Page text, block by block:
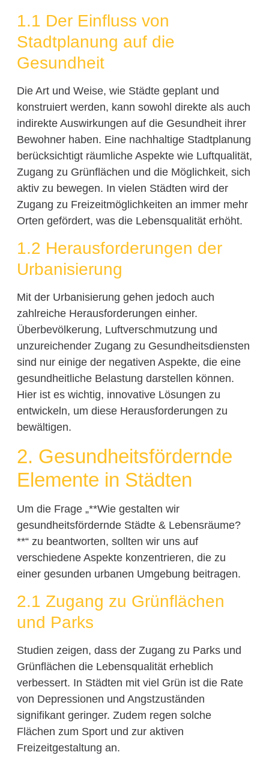
1.1 Der Einfluss von
Stadtplanung auf die
Gesundheit
Die Art und Weise, wie Städte geplant und
konstruiert werden, kann sowohl direkte als auch
indirekte Auswirkungen auf die Gesundheit ihrer
Bewohner haben. Eine nachhaltige Stadtplanung
berücksichtigt räumliche Aspekte wie Luftqualität,
Zugang zu Grünflächen und die Möglichkeit, sich
aktiv zu bewegen. In vielen Städten wird der
Zugang zu Freizeitmöglichkeiten an immer mehr
Orten gefördert, was die Lebensqualität erhöht.
1.2 Herausforderungen der
Urbanisierung
Mit der Urbanisierung gehen jedoch auch
zahlreiche Herausforderungen einher.
Überbevölkerung, Luftverschmutzung und
unzureichender Zugang zu Gesundheitsdiensten
sind nur einige der negativen Aspekte, die eine
gesundheitliche Belastung darstellen können.
Hier ist es wichtig, innovative Lösungen zu
entwickeln, um diese Herausforderungen zu
bewältigen.
2. Gesundheitsfördernde
Elemente in Städten
Um die Frage „**Wie gestalten wir
gesundheitsfördernde Städte & Lebensräume?
**“ zu beantworten, sollten wir uns auf
verschiedene Aspekte konzentrieren, die zu
einer gesunden urbanen Umgebung beitragen.
2.1 Zugang zu Grünflächen
und Parks
Studien zeigen, dass der Zugang zu Parks und
Grünflächen die Lebensqualität erheblich
verbessert. In Städten mit viel Grün ist die Rate
von Depressionen und Angstzuständen
signifikant geringer. Zudem regen solche
Flächen zum Sport und zur aktiven
Freizeitgestaltung an.